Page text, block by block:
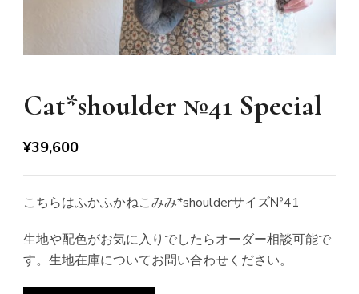
Cat*shoulder №41 Special
¥39,600
こちらはふかふかねこみみ*shoulderサイズ№41
生地や配色がお気に入りでしたらオーダー相談可能で
す。生地在庫についてお問い合わせください。